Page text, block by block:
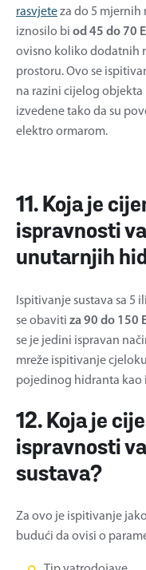
rasvjeteza do 5 mjernih
iznosilo bi od 45 do 70
ovisno koliko dodatnih
prostoru. Ovo se
na razini cijelog
izvedene tako da su
elektro ormarom.
11. Koja je
ispravnosti
unutarnjih
Ispitivanje sustava sa 5
se obaviti za 90 do 150
se je jedini ispravan
mreže ispitivanje
pojedinog hidranta kao
12. Koja je
ispravnosti
sustava?
Za ovo je ispitivanje
budući da ovisi o